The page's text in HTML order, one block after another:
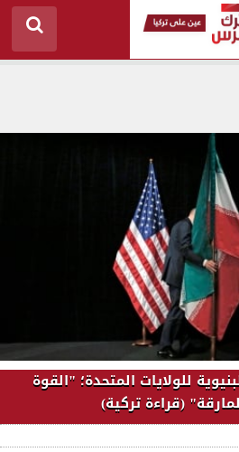
للولايات المتحدة؛ "القوة
(قراءة تركية)